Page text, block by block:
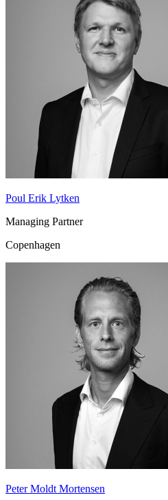
Poul Erik Lytken
Managing Partner
Copenhagen
Peter Moldt Mortensen